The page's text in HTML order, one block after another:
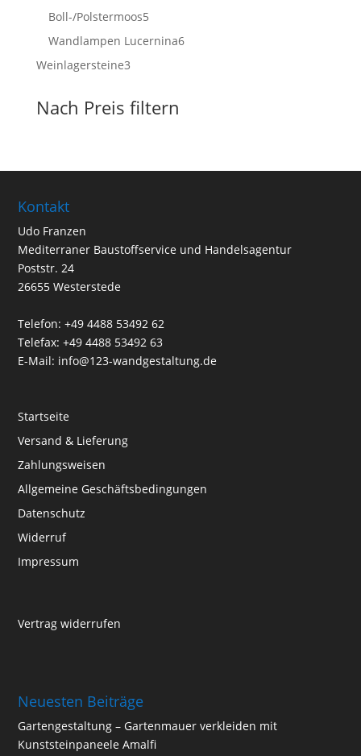
Produkte
Boll-/Polstermoos55
Produkte
Wandlampen Lucernina66
Weinlagersteine33
Nach Preis filtern
Kontakt
Udo Franzen
Mediterraner Baustoffservice und Handelsagentur
Poststr. 24
26655 Westerstede
Telefon: +49 4488 53492 62
Telefax: +49 4488 53492 63
E-Mail: info@123-wandgestaltung.de
Startseite
Versand & Lieferung
Zahlungsweisen
Allgemeine Geschäftsbedingungen
Datenschutz
Widerruf
Impressum
Vertrag widerrufen
Neuesten Beiträge
Gartengestaltung – Gartenmauer verkleiden mit
Kunststeinpaneele Amalfi